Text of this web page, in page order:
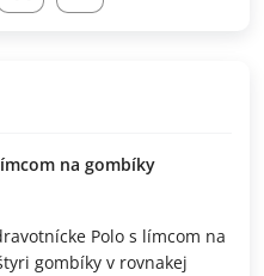
na gombíky
Polo s límcom na
gombíky v rovnakej